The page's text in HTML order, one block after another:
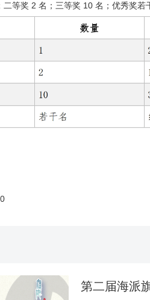
等奖 2 名；三等奖 10 名；优秀奖若
第二届海派